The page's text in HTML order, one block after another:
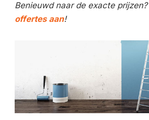
Benieuwd naar de exacte prijzen?
offertes aan!